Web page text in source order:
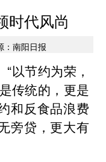
时代风尚
：南阳日报
以节约为荣，
传统的，更是
和反食品浪费
旁贷，更大有